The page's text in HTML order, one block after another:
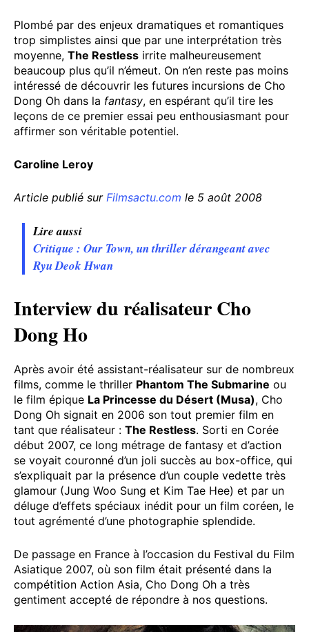
Plombé par des enjeux dramatiques et romantiques
trop simplistes ainsi que par une interprétation très
moyenne, The Restless irrite malheureusement
beaucoup plus qu’il n’émeut. On n’en reste pas moins
intéressé de découvrir les futures incursions de Cho
Dong Oh dans la fantasy, en espérant qu’il tire les
leçons de ce premier essai peu enthousiasmant pour
affirmer son véritable potentiel.
Caroline Leroy
Article publié sur Filmsactu.com le 5 août 2008
Lire aussi
Critique : Our Town, un thriller dérangeant avec
Ryu Deok Hwan
Interview du réalisateur Cho
Dong Ho
Après avoir été assistant-réalisateur sur de nombreux
films, comme le thriller Phantom The Submarine ou
le film épique La Princesse du Désert (Musa), Cho
Dong Oh signait en 2006 son tout premier film en
tant que réalisateur : The Restless. Sorti en Corée
début 2007, ce long métrage de fantasy et d’action
se voyait couronné d’un joli succès au box-office, qui
s’expliquait par la présence d’un couple vedette très
glamour (Jung Woo Sung et Kim Tae Hee) et par un
déluge d’effets spéciaux inédit pour un film coréen, le
tout agrémenté d’une photographie splendide.
De passage en France à l’occasion du Festival du Film
Asiatique 2007, où son film était présenté dans la
compétition Action Asia, Cho Dong Oh a très
gentiment accepté de répondre à nos questions.